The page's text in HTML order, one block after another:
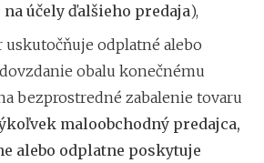
účely ďalšieho predaja),
odplatné alebo
obalu konečnému
bezprostredné zabalenie tovaru
maloobchodný predajca,
alebo odplatne poskytuje